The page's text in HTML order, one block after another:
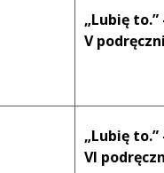
„Lubię
V
„Lubię
VI